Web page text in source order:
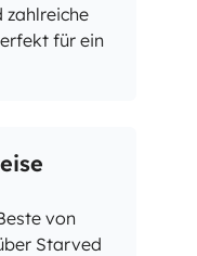
zahlreiche
für ein
von
Starved